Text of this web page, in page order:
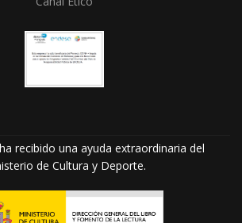
recibido una ayuda extraordinaria del
de Cultura y Deporte.